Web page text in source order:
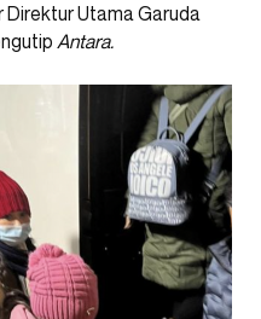
Direktur Utama Garuda
Antara.